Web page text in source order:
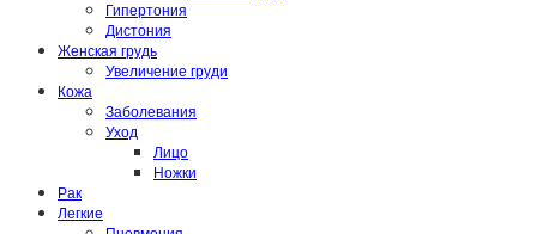
Гипертония
Дистония
Женская грудь
Увеличение груди
Кожа
Заболевания
Уход
Лицо
Ножки
Рак
Легкие